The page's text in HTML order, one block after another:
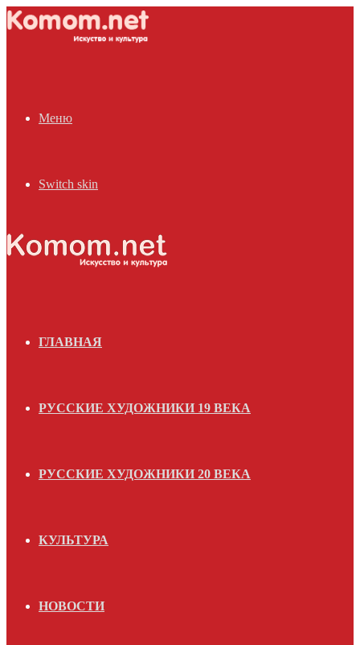
Меню
Switch skin
ГЛАВНАЯ
РУССКИЕ ХУДОЖНИКИ 19 ВЕКА
РУССКИЕ ХУДОЖНИКИ 20 ВЕКА
КУЛЬТУРА
НОВОСТИ